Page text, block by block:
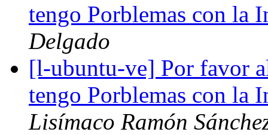
tengo Porblemas con la
Delgado
[l-ubuntu-ve] Por favor
tengo Porblemas con la
Lisímaco Ramón